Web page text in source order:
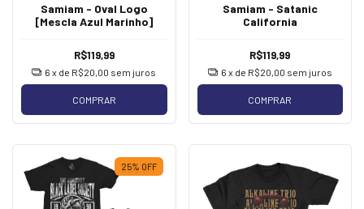
Samiam - Oval Logo
[Mescla Azul Marinho]
R$119,99
6 x de R$20,00 sem juros
COMPRAR
Samiam - Satanic
California
R$119,99
6 x de R$20,00 sem juros
COMPRAR
25% OFF